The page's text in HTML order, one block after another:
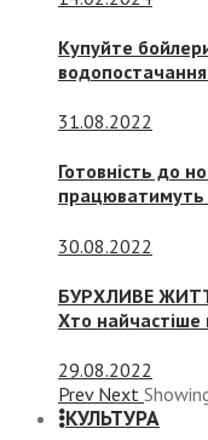
Купуйте
31.08.2022
Готовність до
працюватимуть
30.08.2022
БУРХЛИВЕ
Хто найчастіше
29.08.2022
Prev Next
КУЛЬТУРА